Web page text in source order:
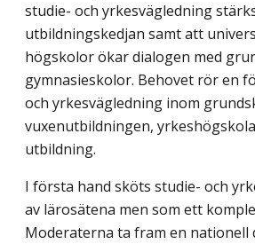
studie- och yrkesvägledning
utbildningskedjan samt att
högskolor ökar dialogen med
gymnasieskolor. Behovet rör en
och yrkesvägledning inom
vuxenutbildningen,
utbildning.
I första hand sköts studie- och
av lärosätena men som ett
Moderaterna ta fram en